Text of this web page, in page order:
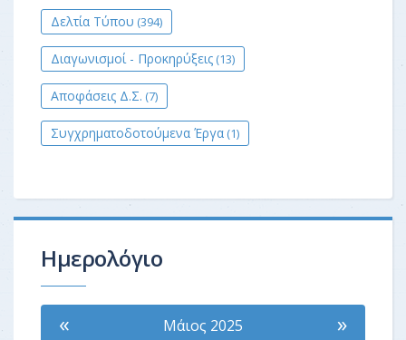
Δελτία Τύπου (394)
Διαγωνισμοί - Προκηρύξεις (13)
Αποφάσεις Δ.Σ. (7)
Συγχρηματοδοτούμενα Έργα (1)
Ημερολόγιο
« Μάιος 2025 »